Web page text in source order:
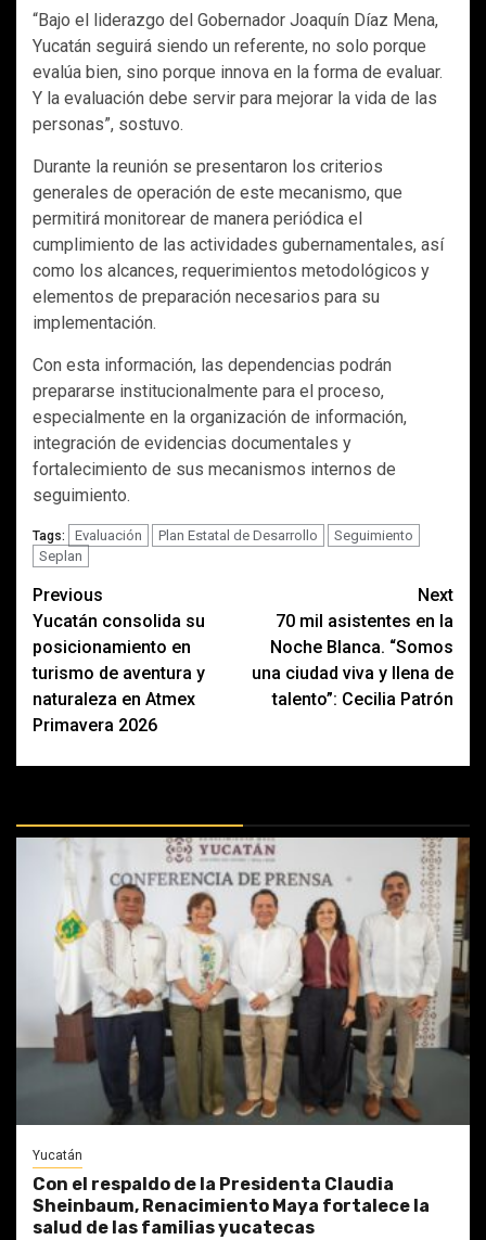
“Bajo el liderazgo del Gobernador Joaquín Díaz Mena,
Yucatán seguirá siendo un referente, no solo porque
evalúa bien, sino porque innova en la forma de evaluar.
Y la evaluación debe servir para mejorar la vida de las
personas”, sostuvo.
Durante la reunión se presentaron los criterios
generales de operación de este mecanismo, que
permitirá monitorear de manera periódica el
cumplimiento de las actividades gubernamentales, así
como los alcances, requerimientos metodológicos y
elementos de preparación necesarios para su
implementación.
Con esta información, las dependencias podrán
prepararse institucionalmente para el proceso,
especialmente en la organización de información,
integración de evidencias documentales y
fortalecimiento de sus mecanismos internos de
seguimiento.
Tags: Evaluación Plan Estatal de Desarrollo
Seguimiento
Seplan
Post
navigation
Previous
Yucatán consolida su
posicionamiento en
turismo de aventura y
naturaleza en Atmex
Primavera 2026
Next
70 mil asistentes en la
Noche Blanca. “Somos
una ciudad viva y llena de
talento”: Cecilia Patrón
Yucatán
Con el respaldo de la Presidenta Claudia
Sheinbaum, Renacimiento Maya fortalece la
salud de las familias yucatecas